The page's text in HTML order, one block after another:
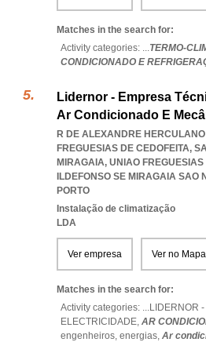
Matches in the search for:
Activity categories: ...TERMO-
CONDICIONADO E
Lidernor - Empresa
Ar Condicionado E
R DE ALEXANDRE
FREGUESIAS DE CEDOFEITA,
MIRAGAIA, UNIAO
ILDEFONSO SE MIRAGAIA SAO
PORTO
Instalação de climatização
LDA
Ver empresa Ver no Mapa
Matches in the search for:
Activity categories: ...LIDERNOR
ELECTRICIDADE, AR
engenheiros, energias, Ar